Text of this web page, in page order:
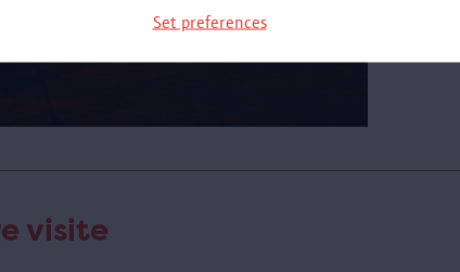
Set preferences
visite